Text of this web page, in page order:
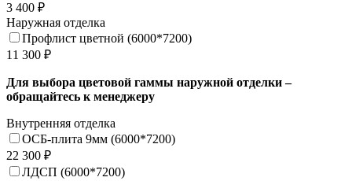
3 400 ₽
Наружная отделка
Профлист цветной (6000*7200)
11 300 ₽
Для выбора цветовой гаммы наружной отделки –
обращайтесь к менеджеру
Внутренняя отделка
ОСБ-плита 9мм (6000*7200)
22 300 ₽
ЛДСП (6000*7200)